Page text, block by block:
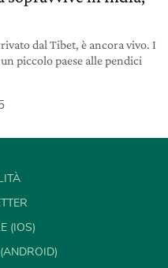
dal Tibet, è ancora vivo. I
piccolo paese alle pendici
(IOS)